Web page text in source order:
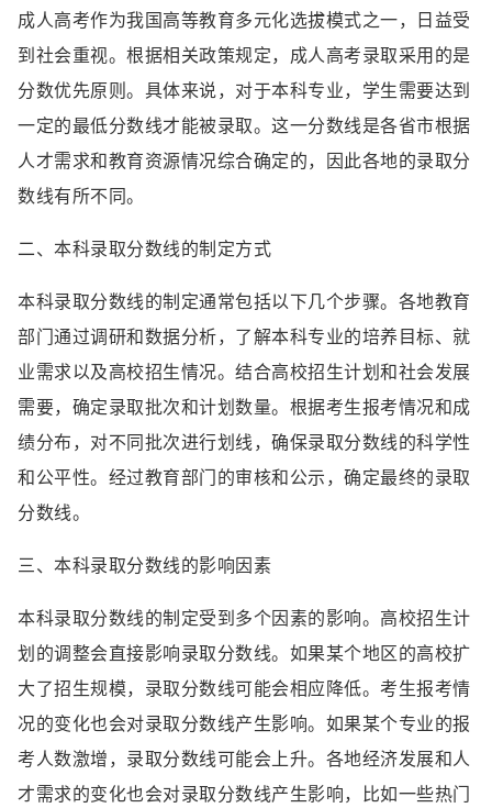
成人高考作为我国高等教育多元化选拔模式之一，日益受
到社会重视。根据相关政策规定，成人高考录取采用的是
分数优先原则。具体来说，对于本科专业，学生需要达到
一定的最低分数线才能被录取。这一分数线是各省市根据
人才需求和教育资源情况综合确定的，因此各地的录取分
数线有所不同。
二、本科录取分数线的制定方式
本科录取分数线的制定通常包括以下几个步骤。各地教育
部门通过调研和数据分析，了解本科专业的培养目标、就
业需求以及高校招生情况。结合高校招生计划和社会发展
需要，确定录取批次和计划数量。根据考生报考情况和成
绩分布，对不同批次进行划线，确保录取分数线的科学性
和公平性。经过教育部门的审核和公示，确定最终的录取
分数线。
三、本科录取分数线的影响因素
本科录取分数线的制定受到多个因素的影响。高校招生计
划的调整会直接影响录取分数线。如果某个地区的高校扩
大了招生规模，录取分数线可能会相应降低。考生报考情
况的变化也会对录取分数线产生影响。如果某个专业的报
考人数激增，录取分数线可能会上升。各地经济发展和人
才需求的变化也会对录取分数线产生影响，比如一些热门